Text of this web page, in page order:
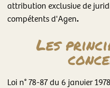
attribution exclusive de
compétents d'Agen.
Les
Loi n° 78-87 du 6 janvier